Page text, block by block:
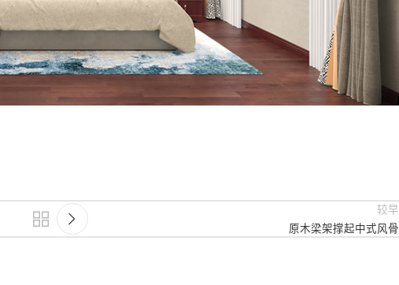
较早
原木梁架撑起中式风骨